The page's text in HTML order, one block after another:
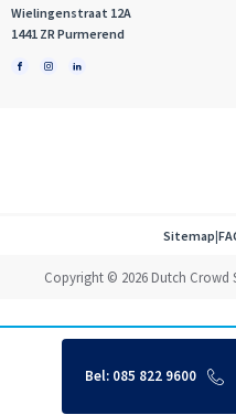
Bel: 085 822 9600
Wielingenstraat 12A
1441 ZR Purmerend
Sitemap|
Copyright © 2026 Dutch Crowd